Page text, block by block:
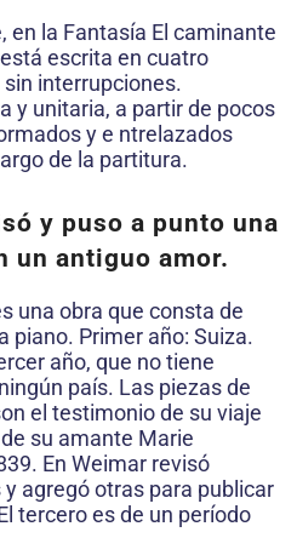
en la Fantasía El caminante
escrita en cuatro
interrupciones.
y unitaria, a partir de pocos
y e ntrelazados
de la partitura.
y puso a punto una
un antiguo amor.
una obra que consta de
piano. Primer año: Suiza.
año, que no tiene
país. Las piezas de
el testimonio de su viaje
su amante Marie
En Weimar revisó
agregó otras para publicar
tercero es de un período